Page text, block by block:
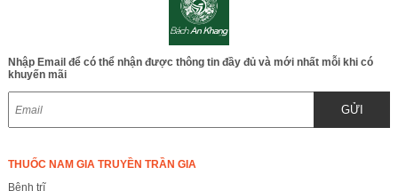
Nhập Email để có thể nhận được thông tin đầy đủ và mới nhất mỗi khi có
khuyến mãi
GỬI
THUỐC NAM GIA TRUYỀN TRẦN GIA
Bệnh trĩ